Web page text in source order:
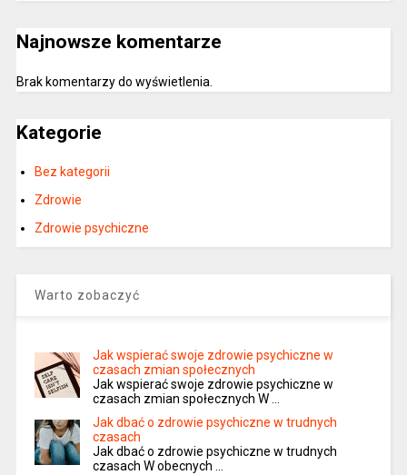
Najnowsze komentarze
Brak komentarzy do wyświetlenia.
Kategorie
Bez kategorii
Zdrowie
Zdrowie psychiczne
Warto zobaczyć
Jak wspierać swoje zdrowie psychiczne w
czasach zmian społecznych
Jak wspierać swoje zdrowie psychiczne w
czasach zmian społecznych W …
Jak dbać o zdrowie psychiczne w trudnych
czasach
Jak dbać o zdrowie psychiczne w trudnych
czasach W obecnych …